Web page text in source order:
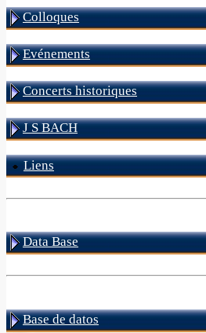
Colloques
Evénements
Concerts historiques
J S BACH
Liens
Data Base
Base de datos